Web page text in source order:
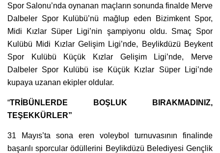
Spor Salonu’nda oynanan maçların sonunda finalde Merve
Dalbeler Spor Kulübü’nü mağlup eden Bizimkent Spor,
Midi Kızlar Süper Ligi’nin şampiyonu oldu. Smaç Spor
Kulübü Midi Kızlar Gelişim Ligi’nde, Beylikdüzü Beykent
Spor Kulübü Küçük Kızlar Gelişim Ligi’nde, Merve
Dalbeler Spor Kulübü ise Küçük Kızlar Süper Ligi’nde
kupaya uzanan ekipler oldular.
“TRİBÜNLERDE BOŞLUK BIRAKMADINIZ,
TEŞEKKÜRLER”
31 Mayıs’ta sona eren voleybol turnuvasının finalinde
başarılı sporcular ödüllerini Beylikdüzü Belediyesi Gençlik